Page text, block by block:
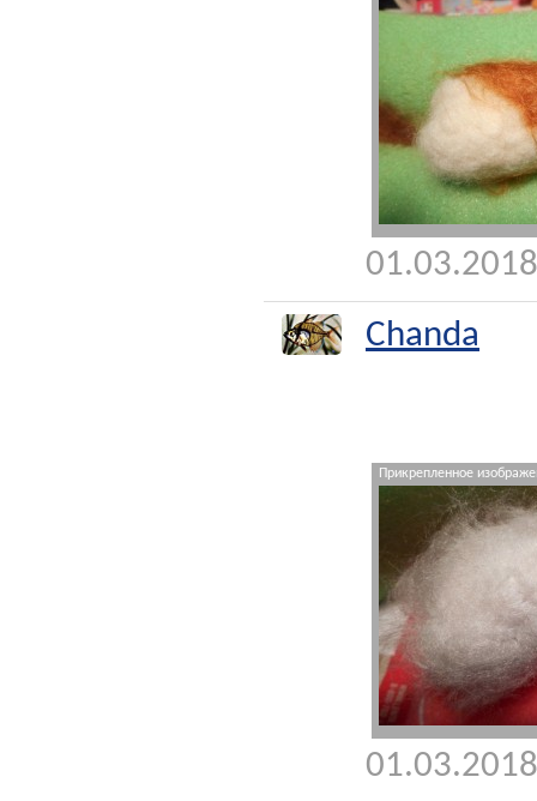
Chanda
Прикрепленное